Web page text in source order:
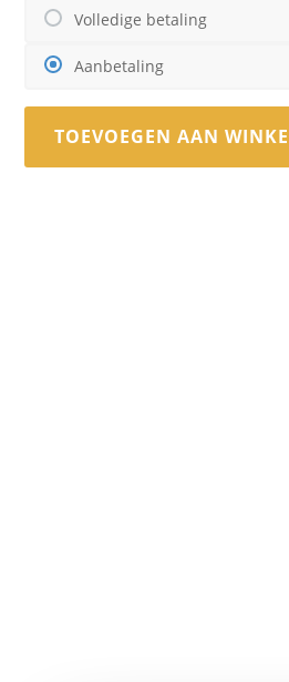
Volledige betaling
Aanbetaling
TOEVOEGEN AAN